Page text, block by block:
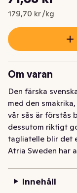
Nuvarande pris är:
179,70 kr /kg
Om varan
Den färska
med den
vår sås är förstås
dessutom riktigt
tagliatelle blir det
Atria Sweden har
Innehåll